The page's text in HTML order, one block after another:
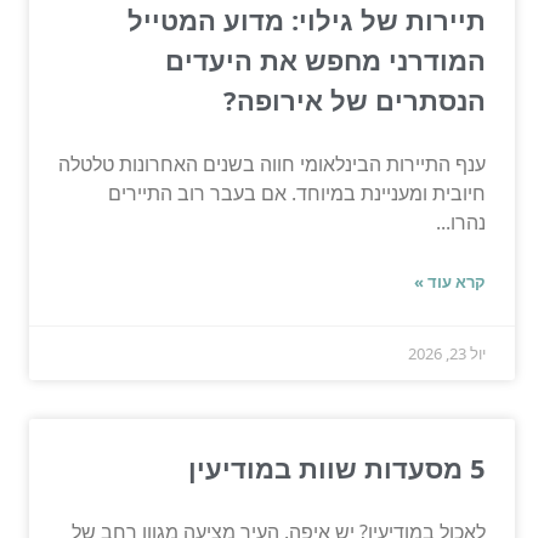
תיירות של גילוי: מדוע המטייל
המודרני מחפש את היעדים
הנסתרים של אירופה?
ענף התיירות הבינלאומי חווה בשנים האחרונות טלטלה
חיובית ומעניינת במיוחד. אם בעבר רוב התיירים
נהרו...
קרא עוד »
יול 23, 2026
5 מסעדות שוות במודיעין
לאכול במודיעין? יש איפה. העיר מציעה מגוון רחב של